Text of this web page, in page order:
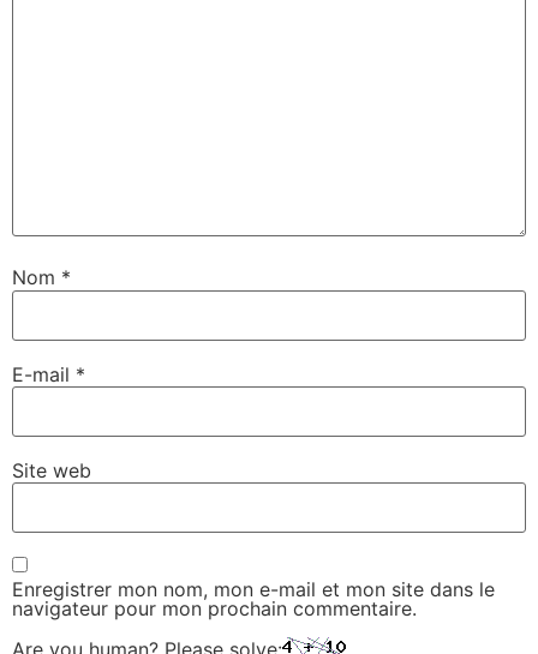
Nom *
E-mail *
Site web
Enregistrer mon nom, mon e-mail et mon site dans le
navigateur pour mon prochain commentaire.